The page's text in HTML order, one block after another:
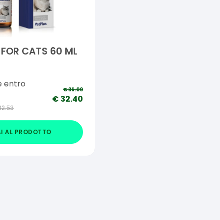
CATS 60 ML
entro €36.00
€ 32.40
AL PRODOTTO